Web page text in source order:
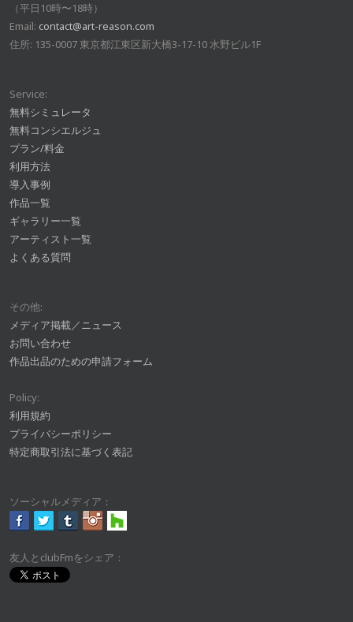
（平日10時〜18時）
Email: contact@art-reason.com
住所: 135-0007 東京都江東区新大橋3-17-10 水野ビル1F
Service:
無料シミュレータ
無料コンシエルジュ
プラン/料金
利用方法
導入事例
作品一覧
ギャラリー一覧
アーティスト一覧
よくある質問
その他:
メディア掲載／ニュース
お問い合わせ
作品出品のための申請フォーム
Policy:
利用規約
プライバシーポリシー
特定商取引法に基づく表記
ソーシャルメディア：
友人とclubFmをシェア：